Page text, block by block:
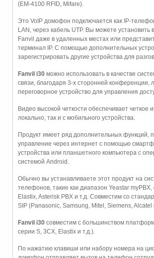
(EM-4100 RFID, Mifare).
Это VoIP домофон подключается как IP-
LAN, через кабель UTP. Вы можете
Fanvil даже в удаленных местах или
терминал IP. С помощью дополнительных
зарегистрировать другие устройства для
Fanvil i30 можно использовать в качестве
связи, благодаря 3-х сторонней конференции,
переговорное устройство для управления
Видео высокой четкости обеспечивает четкое
локально, так и с мобильного устройства.
Продукт имеет ряд дополнительных функций,
управление через интернет с помощью
устройства или планшетного компьютера с
системой Android.
Обычно вы устанавливаете этот продукт на
телефонов, такие как диапазон Yeastar myPBX,
Elastix, Asterisk PBX и т.д. Совместим со
SIP (Panasonic, Samsung, Mitel, Siemens, Alcatel
Fanvil i30 совместим с большинством
серии S, 3CX, Elastix и т.д.).
По нажатию клавиши или набору номера на